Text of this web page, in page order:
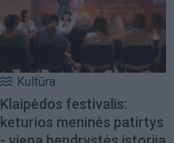
Kultūra
Klaipėdos festivalis:
keturios meninės patirtys